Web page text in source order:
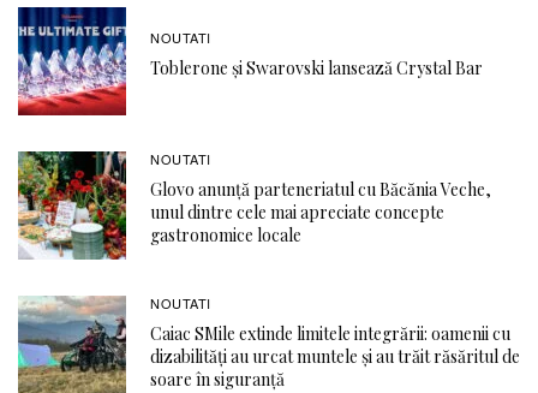
NOUTATI
Toblerone și Swarovski lansează Crystal Bar
NOUTATI
Glovo anunță parteneriatul cu Băcănia Veche,
unul dintre cele mai apreciate concepte
gastronomice locale
NOUTATI
Caiac SMile extinde limitele integrării: oamenii cu
dizabilități au urcat muntele și au trăit răsăritul de
soare în siguranță